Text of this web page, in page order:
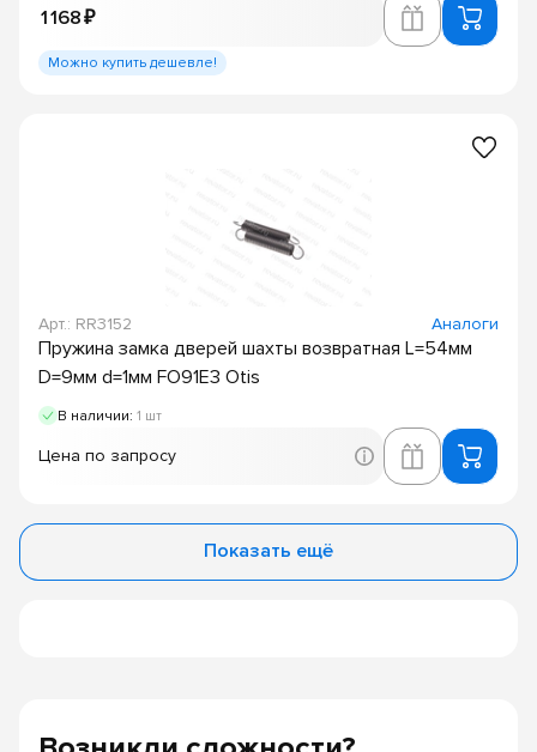
1 168 ₽
Можно купить дешевле!
Арт.: RR3152 Аналоги
Пружина замка дверей шахты возвратная L=54мм
D=9мм d=1мм FO91E3 Otis
В наличии: 1 шт
Цена по запросу
Показать ещё